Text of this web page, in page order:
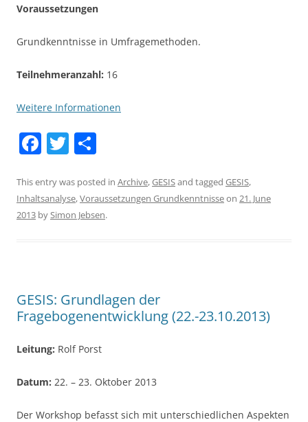
Voraussetzungen
Grundkenntnisse in Umfragemethoden.
Teilnehmeranzahl: 16
Weitere Informationen
F
c
e
k
T
itt
er
ar
e
This entry was posted in Archive,GESISand tagged GESIS,
Inhaltsanalyse,Voraussetzungen Grundkenntnisseon 21. June
2013 bySimon Jebsen.
GESIS: Grundlagen der
Fragebogenentwicklung (22.-23.10.2013)
Leitung: Rolf Porst
Datum: 22. – 23. Oktober 2013
Der Workshop befasst sich mit unterschiedlichen Aspekten